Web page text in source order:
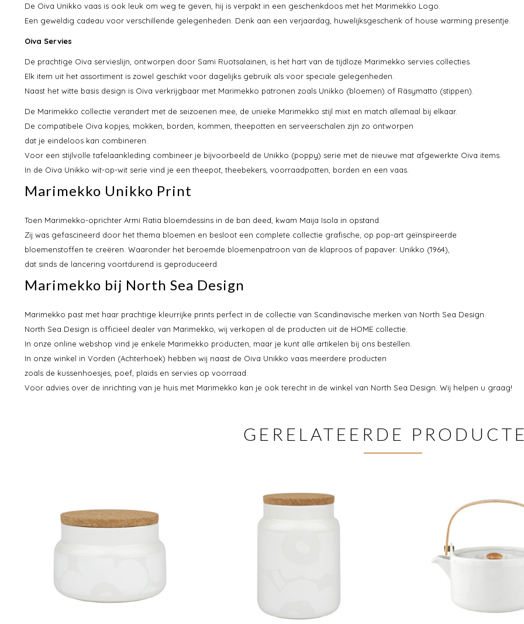
De Oiva Unikko vaas is ook leuk om weg te geven, hij is verpakt in een geschenkdoos met het Marimekko Logo.
Een geweldig cadeau voor verschillende gelegenheden. Denk aan een verjaardag, huwelijksgeschenk of house warming presentje.
Oiva Servies
De prachtige Oiva servieslijn, ontworpen door Sami Ruotsalainen, is het hart van de tijdloze Marimekko servies collecties.
Elk item uit het assortiment is zowel geschikt voor dagelijks gebruik als voor speciale gelegenheden.
Naast het witte basis design is Oiva verkrijgbaar met Marimekko patronen zoals Unikko (bloemen) of Räsymatto (stippen).
De Marimekko collectie verandert met de seizoenen mee, de unieke Marimekko stijl mixt en match allemaal bij elkaar.
De compatibele Oiva kopjes, mokken, borden, kommen, theepotten en serveerschalen zijn zo ontworpen
dat je eindeloos kan combineren.
Voor een stijlvolle tafelaankleding combineer je bijvoorbeeld de Unikko (poppy) serie met de nieuwe mat afgewerkte Oiva items.
In de Oiva Unikko wit-op-wit serie vind je een theepot, theebekers, voorraadpotten, borden en een vaas.
Marimekko Unikko Print
Toen Marimekko-oprichter Armi Ratia bloemdessins in de ban deed, kwam Maija Isola in opstand.
Zij was gefascineerd door het thema bloemen en besloot een complete collectie grafische, op pop-art geïnspireerde
bloemenstoffen te creëren. Waaronder het beroemde bloemenpatroon van de klaproos of papaver: Unikko (1964),
dat sinds de lancering voortdurend is geproduceerd.
Marimekko bij North Sea Design
Marimekko past met haar prachtige kleurrijke prints perfect in de collectie van Scandinavische merken van North Sea Design.
North Sea Design is officieel dealer van Marimekko, wij verkopen al de producten uit de HOME collectie.
In onze online webshop vind je enkele Marimekko producten, maar je kunt alle artikelen bij ons bestellen.
In onze winkel in Vorden (Achterhoek) hebben wij naast de Oiva Unikko vaas meerdere producten
zoals de kussenhoesjes, poef, plaids en servies op voorraad.
Voor advies over de inrichting van je huis met Marimekko kan je ook terecht in de winkel van North Sea Design. Wij helpen u graag!
GERELATEERDE